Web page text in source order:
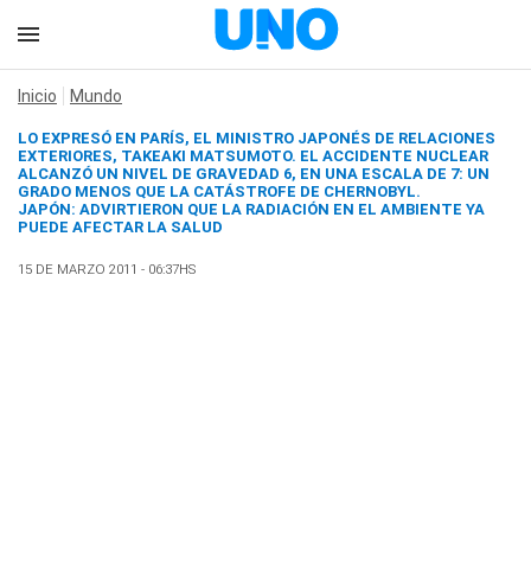
Inicio Mundo
LO EXPRESÓ EN PARÍS, EL MINISTRO JAPONÉS DE RELACIONES
EXTERIORES, TAKEAKI MATSUMOTO. EL ACCIDENTE NUCLEAR
ALCANZÓ UN NIVEL DE GRAVEDAD 6, EN UNA ESCALA DE 7: UN
GRADO MENOS QUE LA CATÁSTROFE DE CHERNOBYL.
JAPÓN: ADVIRTIERON QUE LA RADIACIÓN EN EL AMBIENTE YA
PUEDE AFECTAR LA SALUD
15 DE MARZO 2011 - 06:37HS